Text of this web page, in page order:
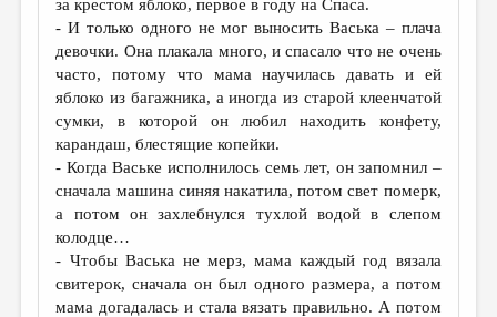
за крестом яблоко, первое в году на Спаса.
- И только одного не мог выносить Васька – плача
девочки. Она плакала много, и спасало что не очень
часто, потому что мама научилась давать и ей
яблоко из багажника, а иногда из старой клеенчатой
сумки, в которой он любил находить конфету,
карандаш, блестящие копейки.
- Когда Ваське исполнилось семь лет, он запомнил –
сначала машина синяя накатила, потом свет померк,
а потом он захлебнулся тухлой водой в слепом
колодце…
- Чтобы Васька не мерз, мама каждый год вязала
свитерок, сначала он был одного размера, а потом
мама догадалась и стала вязать правильно. А потом